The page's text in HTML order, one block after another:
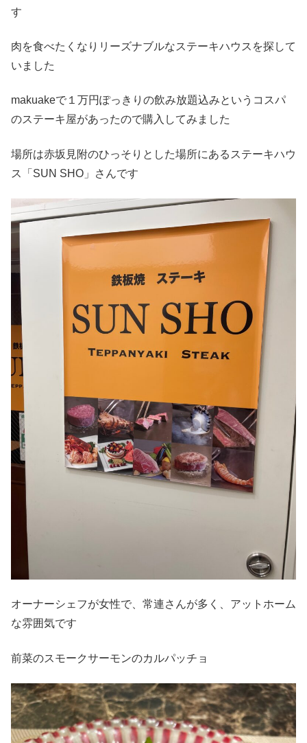
す
肉を食べたくなりリーズナブルなステーキハウスを探して
いました
makuakeで１万円ぽっきりの飲み放題込みというコスパ
のステーキ屋があったので購入してみました
場所は赤坂見附のひっそりとした場所にあるステーキハウ
ス「SUN SHO」さんです
オーナーシェフが女性で、常連さんが多く、アットホーム
な雰囲気です
前菜のスモークサーモンのカルパッチョ